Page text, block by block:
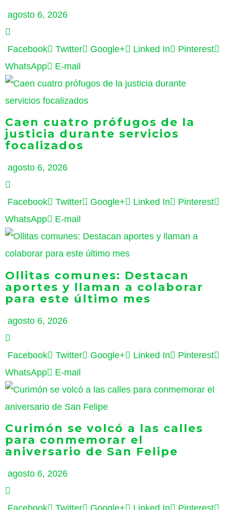
agosto 6, 2026
Facebook Twitter Google+ Linked In
Pinterest
WhatsApp
E-mail
Caen cuatro prófugos de la
justicia durante servicios
focalizados
agosto 6, 2026
Facebook Twitter Google+ Linked In
Pinterest
WhatsApp
E-mail
Ollitas comunes: Destacan
aportes y llaman a colaborar
para este último mes
agosto 6, 2026
Facebook Twitter Google+ Linked In
Pinterest
WhatsApp
E-mail
Curimón se volcó a las calles
para conmemorar el
aniversario de San Felipe
agosto 6, 2026